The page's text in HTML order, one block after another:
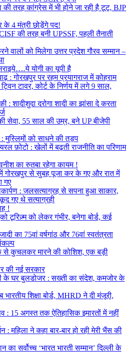
की तरह कांग्रेस में भी होने जा रही है टूट, BJP
4 मंत्री छोड़ेंगे पद!
की तरह बनी UPSSF, पहली तैनाती
वालों को मिलेगा उत्तर प्रदेश गौरव सम्मान –
योगी का यूपी है
: गोरखपुर पर रहम प्रयागराज में कोहराम
टावर, कोर्ट के निर्णय में लगे 9 साल,
: शादीशुदा दरोगा शादी का झांसा दे करता
सेवा, 55 साल की उम्र, बने UP बीजेपी
मुस्लिमों को साधने की तड़प
फ़ोटो : खेलों में बढ़ती राजनीति का परिणाम
का रुतबा रहेगा कायम !
में गोरखपुर से सुबह पूजा कर के गए और रात में
गए
: जलसत्याग्रह से सपना हुआ साकार,
गए थे सत्याग्रही
!
टूरिज़्म को लेकर गंभीर, बनेगा बोर्ड, कई
का 75वां वर्षगांठ और 76वां स्वतंत्रता
से कुचलकर मारने की कोशिश, एक बड़ी
की नई सरकार
के घर बुलडोजर : सख्ती का संदेश, कमजोर के
शिक्षा बोर्ड, MHRD ने दी मंजूरी,
: 15 अगस्त तक ऐतिहासिक इमारतों में नहीं
: महिला ने कहा बार-बार हो रही मेरी भैंस की
का सर्वोच्च ‘भारत भारती सम्मान’ दिल्ली के